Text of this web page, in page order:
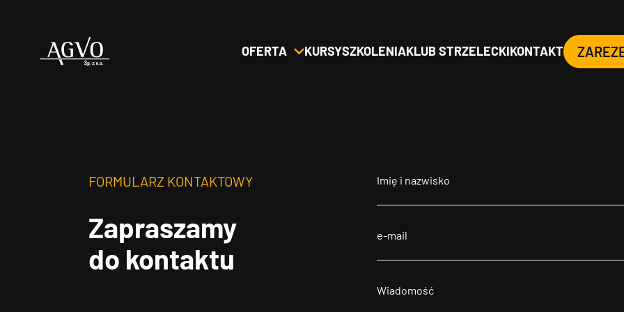
Header
OFERTA KURSYSZKOLENIAKLUB STRZELECKIKONTAKT
FORMULARZ KONTAKTOWY
Zapraszamy
do kontaktu